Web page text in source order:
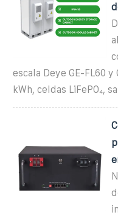
escala Deye GE-FL60 y
kWh, celdas LiFePO₄,